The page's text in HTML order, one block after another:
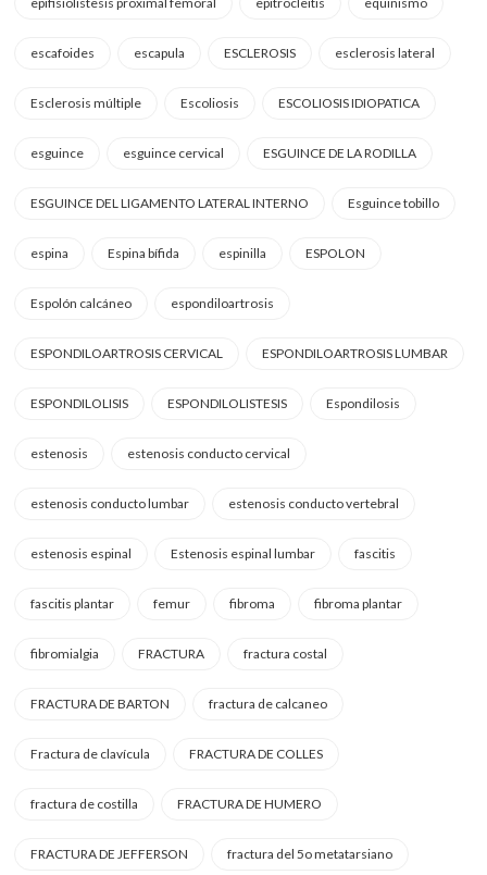
escafoides escapula ESCLEROSIS esclerosis lateral
Esclerosis múltiple Escoliosis ESCOLIOSIS IDIOPATICA
esguince esguince cervical ESGUINCE DE LA RODILLA
ESGUINCE DEL LIGAMENTO LATERAL INTERNO Esguince tobillo
espina Espina bífida espinilla ESPOLON
Espolón calcáneo espondiloartrosis
ESPONDILOARTROSIS CERVICAL ESPONDILOARTROSIS LUMBAR
ESPONDILOLISIS ESPONDILOLISTESIS Espondilosis
estenosis estenosis conducto cervical
estenosis conducto lumbar estenosis conducto vertebral
estenosis espinal Estenosis espinal lumbar fascitis
fascitis plantar femur fibroma fibroma plantar
fibromialgia FRACTURA fractura costal
FRACTURA DE BARTON fractura de calcaneo
Fractura de clavícula FRACTURA DE COLLES
fractura de costilla FRACTURA DE HUMERO
FRACTURA DE JEFFERSON fractura del 5o metatarsiano